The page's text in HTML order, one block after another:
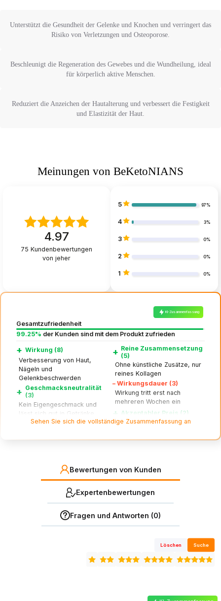
Unterstützt die Gesundheit der Gelenke und Knochen und verringert das
Risiko von Verletzungen und Osteoporose.
Beschleunigt die Regeneration des Gewebes und die Wundheilung, ideal
für körperlich aktive Menschen.
Reduziert die Anzeichen der Hautalterung und verbessert die Festigkeit
und Elastizität der Haut.
Meinungen von BeKetoNIANS
4.97
75 Kundenbewertungen
von jeher
5 97%
4 3%
3 0%
2 0%
1 0%
KI-Zusammenfassung
Gesamtzufriedenheit
99.25% der Kunden sind mit dem Produkt zufrieden
+ Wirkung (8)
Verbesserung von Haut,
Nägeln und
Gelenkbeschwerden
+ Geschmacksneutralität
(3)
Kein Eigengeschmack und
lässt sich gut in Getränke
mischen
+ Reine Zusammensetzung
(5)
Ohne künstliche Zusätze, nur
reines Kollagen
– Wirkungsdauer (3)
Wirkung tritt erst nach
mehreren Wochen ein
+
Akzeptabler Preis (2)
Gutes Preis-Leistungs-
Sehen Sie sich die vollständige Zusammenfassung an
Bewertungen von Kunden
Expertenbewertungen
Fragen und Antworten (0)
Löschen Suche